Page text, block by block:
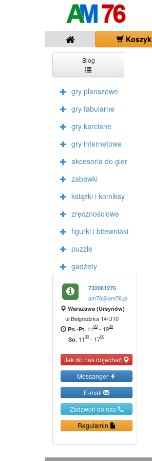
Koszyk
Blog
gry planszowe
gry fabularne
gry karciane
gry internetowe
akcesoria do gier
zabawki
książki i komiksy
zręcznościowe
figurki i bitewniaki
puzzle
gadżety
732081276
am76@am76.pl
Warszawa (Ursynów)
ul.Belgradzka 14/U10
Pn.-Pt. 1100 - 1900
So. 1100 - 1700
Jak do nas dojechać
Messanger
E-mail
Zadzwoń do nas
Regulamin